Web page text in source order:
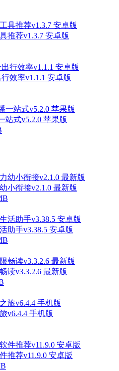
推荐v1.3.7 安卓版
效率v1.1.1 安卓版
站式v5.2.0 苹果版
小衔接v2.1.0 最新版
助手v3.38.5 安卓版
读v3.3.2.6 最新版
v6.4.4 手机版
推荐v11.9.0 安卓版